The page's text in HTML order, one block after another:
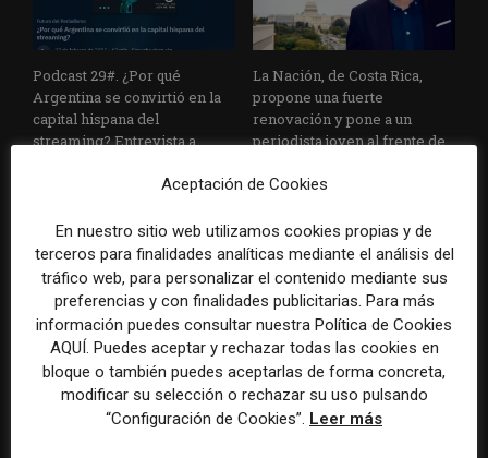
Podcast 29#. ¿Por qué
Argentina se convirtió en la
capital hispana del
streaming? Entrevista a
La Nación, de Costa Rica,
propone una fuerte
renovación y pone a un
periodista joven al frente de
De la IA a la radio: la triple
apuesta de La Nación por el
liderazgo en audio digital
Cómo es el plan de
suscripciones para atraer
audiencias jóvenes del
medio regional argentino La
Aceptación de Cookies
En nuestro sitio web utilizamos cookies propias y de
terceros para finalidades analíticas mediante el análisis del
tráfico web, para personalizar el contenido mediante sus
preferencias y con finalidades publicitarias. Para más
información puedes consultar nuestra Política de Cookies
AQUÍ. Puedes aceptar y rechazar todas las cookies en
bloque o también puedes aceptarlas de forma concreta,
modificar su selección o rechazar su uso pulsando
“Configuración de Cookies”. Leer más